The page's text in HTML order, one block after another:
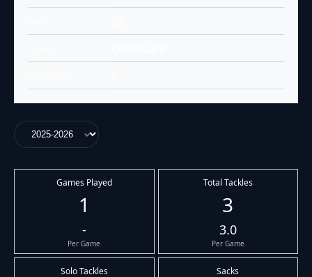
Games Played
1
-
Per Game
Total Tackles
3
3.0
Per Game
Solo Tackles Sacks